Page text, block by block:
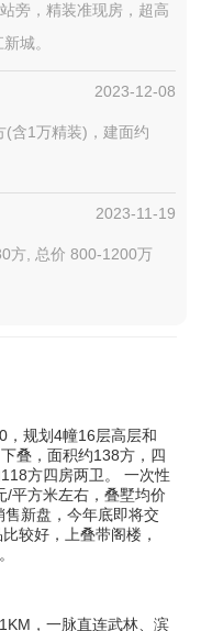
旁，精装准现房，超高
城。
2023-12-08
(含1万精装)，建面约
2023-11-19
方, 总价 800-1200万
，规划4幢16层高层和
叠，面积约138方，四
方四房两卫。 一次性
/平方米左右，叠墅均价
新盘，今年底即将交
较好，上叠带阁楼，
，一脉直连武林、滨